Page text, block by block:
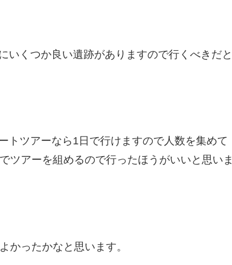
いくつか良い遺跡がありますので行くべきだと
トツアーなら1日で行けますので人数を集めて
ツアーを組めるので行ったほうがいいと思いま
かったかなと思います。